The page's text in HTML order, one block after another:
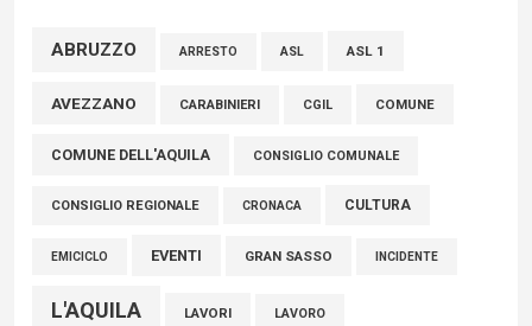
Marcinelle, Verrecchia (FdI): "Un minuto di raccoglimento in
connazionali tra cui molti abruzzesi"
06 Agosto 2026
ABRUZZO ARRESTO ASL ASL 1
AVEZZANO CARABINIERI CGIL COMUNE
COMUNE DELL'AQUILA CONSIGLIO COMUNALE
CONSIGLIO REGIONALE CRONACA CULTURA
EMICICLO EVENTI GRAN SASSO INCIDENTE
L'AQUILA LAVORI LAVORO